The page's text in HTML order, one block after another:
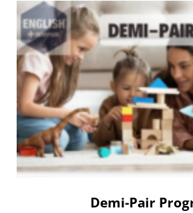
Demi-Pair